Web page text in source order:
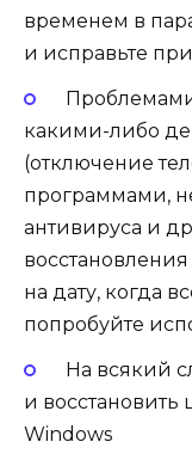
временем в
и исправьте
какими-либо
(отключение
программами,
антивируса и
на дату, когда
попробуйте
На всякий
и восстановить
Windows